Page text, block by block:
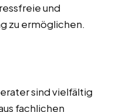
und
zu ermöglichen.
sind vielfältig
fachlichen